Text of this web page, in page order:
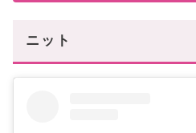
ニット